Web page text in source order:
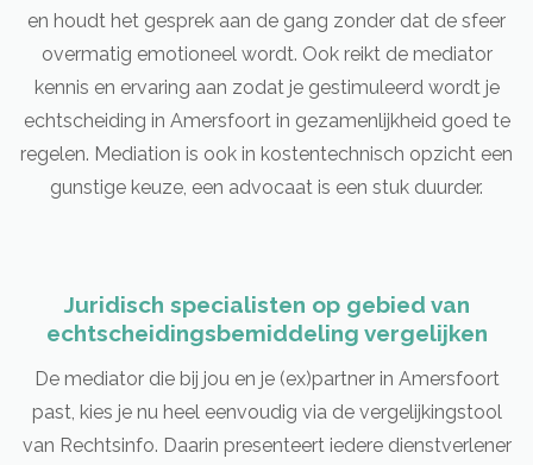
en houdt het gesprek aan de gang zonder dat de sfeer
overmatig emotioneel wordt. Ook reikt de mediator
kennis en ervaring aan zodat je gestimuleerd wordt je
echtscheiding in Amersfoort in gezamenlijkheid goed te
regelen. Mediation is ook in kostentechnisch opzicht een
gunstige keuze, een advocaat is een stuk duurder.
Juridisch specialisten op gebied van
echtscheidingsbemiddeling vergelijken
De mediator die bij jou en je (ex)partner in Amersfoort
past, kies je nu heel eenvoudig via de vergelijkingstool
van Rechtsinfo. Daarin presenteert iedere dienstverlener